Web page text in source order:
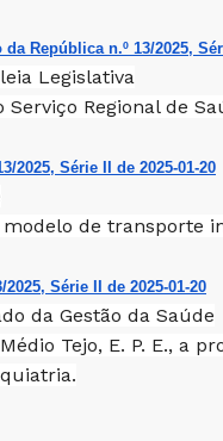
República n.º 13/2025,
Legislativa
Regional de
2025, Série II de 2025-01-20
de transporte
Série II de 2025-01-20
da Gestão da Saúde
Tejo, E. P. E., a